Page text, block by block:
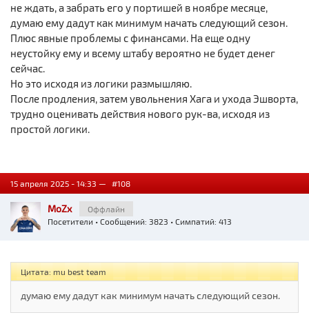
не ждать, а забрать его у портишей в ноябре месяце,
думаю ему дадут как минимум начать следующий сезон.
Плюс явные проблемы с финансами. На еще одну
неустойку ему и всему штабу вероятно не будет денег
сейчас.
Но это исходя из логики размышляю.
После продления, затем увольнения Хага и ухода Эшворта,
трудно оценивать действия нового рук-ва, исходя из
простой логики.
15 апреля 2025 - 14:33 — #108
MoZx
Оффлайн
Посетители • Сообщений: 3823 • Симпатий: 413
Цитата: mu best team
думаю ему дадут как минимум начать следующий сезон.